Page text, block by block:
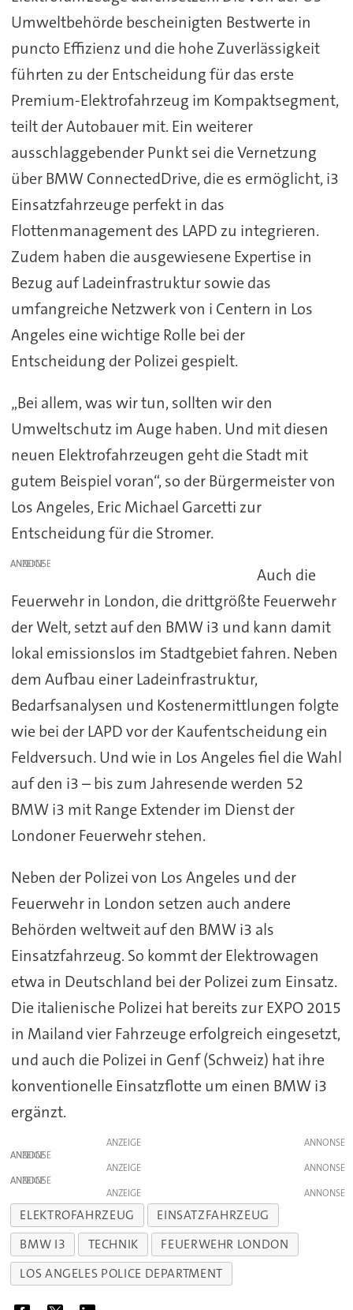
Umweltbehörde bescheinigten Bestwerte in
puncto Effizienz und die hohe Zuverlässigkeit
führten zu der Entscheidung für das erste
Premium-Elektrofahrzeug im Kompaktsegment,
teilt der Autobauer mit. Ein weiterer
ausschlaggebender Punkt sei die Vernetzung
über BMW ConnectedDrive, die es ermöglicht, i3
Einsatzfahrzeuge perfekt in das
Flottenmanagement des LAPD zu integrieren.
Zudem haben die ausgewiesene Expertise in
Bezug auf Ladeinfrastruktur sowie das
umfangreiche Netzwerk von i Centern in Los
Angeles eine wichtige Rolle bei der
Entscheidung der Polizei gespielt.
„Bei allem, was wir tun, sollten wir den
Umweltschutz im Auge haben. Und mit diesen
neuen Elektrofahrzeugen geht die Stadt mit
gutem Beispiel voran“, so der Bürgermeister von
Los Angeles, Eric Michael Garcetti zur
Entscheidung für die Stromer.
ANZEIGE
Auch die
Feuerwehr in London, die drittgrößte Feuerwehr
der Welt, setzt auf den BMW i3 und kann damit
lokal emissionslos im Stadtgebiet fahren. Neben
dem Aufbau einer Ladeinfrastruktur,
Bedarfsanalysen und Kostenermittlungen folgte
wie bei der LAPD vor der Kaufentscheidung ein
Feldversuch. Und wie in Los Angeles fiel die Wahl
auf den i3 – bis zum Jahresende werden 52
BMW i3 mit Range Extender im Dienst der
Londoner Feuerwehr stehen.
Neben der Polizei von Los Angeles und der
Feuerwehr in London setzen auch andere
Behörden weltweit auf den BMW i3 als
Einsatzfahrzeug. So kommt der Elektrowagen
etwa in Deutschland bei der Polizei zum Einsatz.
Die italienische Polizei hat bereits zur EXPO 2015
in Mailand vier Fahrzeuge erfolgreich eingesetzt,
und auch die Polizei in Genf (Schweiz) hat ihre
konventionelle Einsatzflotte um einen BMW i3
ergänzt.
ANZEIGE
ANZEIGE
ANZEIGE
ANZEIGE
ANZEIGE
ELEKTROFAHRZEUG
EINSATZFAHRZEUG
BMW I3
TECHNIK
FEUERWEHR LONDON
LOS ANGELES POLICE DEPARTMENT